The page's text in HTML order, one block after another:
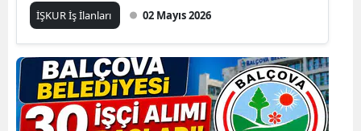
İŞKUR İş İlanları 02 Mayıs 2026